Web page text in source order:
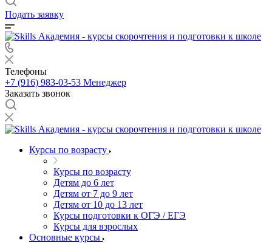
Подать заявку
Телефоны
+7 (916) 983-03-53 Менеджер
Заказать звонок
Курсы по возрасту
Курсы по возрасту
Детям до 6 лет
Детям от 7 до 9 лет
Детям от 10 до 13 лет
Курсы подготовки к ОГЭ / ЕГЭ
Курсы для взрослых
Основные курсы